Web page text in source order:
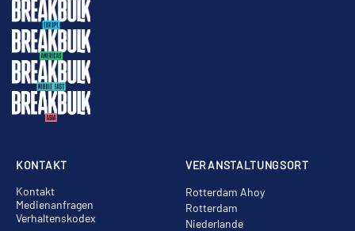
VERANSTALTUNGSORT
Rotterdam Ahoy
Rotterdam
Niederlande
KONTAKT
Kontakt
Medienanfragen
Verhaltenskodex